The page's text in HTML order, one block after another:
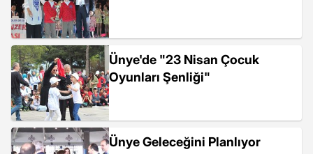
Ünye'de "23 Nisan Çocuk
Oyunları Şenliği"
Ünye Geleceğini Planlıyor